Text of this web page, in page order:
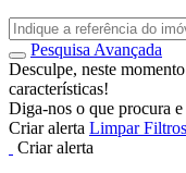
Pesquisa Avançada
Desculpe, neste
características!
Diga-nos o que procura
Criar alerta Limpar Filtros
Criar alerta